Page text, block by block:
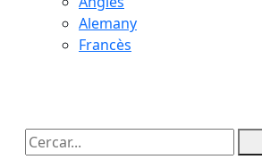
Alemany
Francès
Cercar: